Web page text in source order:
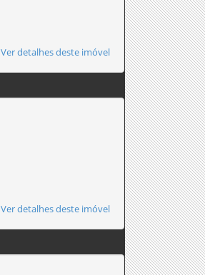
Ver detalhes deste imóvel
Ver detalhes deste imóvel